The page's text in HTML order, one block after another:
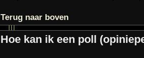
Terug naar boven
Hoe kan ik een poll